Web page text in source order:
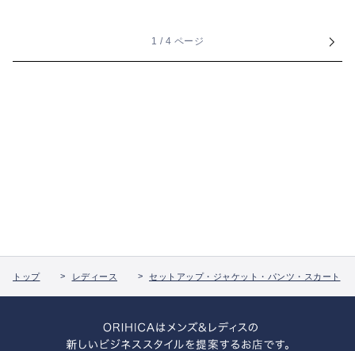
1 / 4 ページ
トップ レディース セットアップ・ジャケット・パンツ・スカート